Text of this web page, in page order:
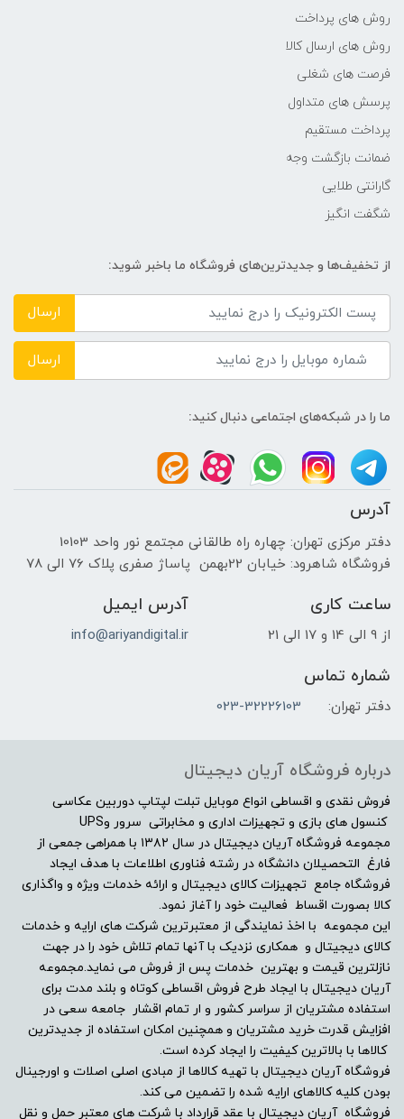
-
کنتراست استاتیک
1000:1
تعداد رنگ قابل نمایش
16.7 میلیون رنگ
0.24795 mm
شدت روشنایی
زمان پاسخ‌گویی (GTG)
ms (grey-to-grey fast) میلی‌ثانیه
زاویه دید (افقی/عمودی)
178 درجه
نرخ بروزرسانی تصویر
نوع مانیتور
گیمینگ , اداری , طراحی و ادیت ,
کاربری عمومی
روش های پرداخت
روش های ارسال کالا
فرصت های شغلی
پرسش های متداول
پرداخت مستقیم
ضمانت بازگشت وجه
گارانتی طلایی
شگفت انگیز
از تخفیف‌ها و جدیدترین‌های فروشگاه ما باخبر شوید:
ارسال
ارسال
ما را در شبکه‌های اجتماعی دنبال کنید:
آدرس
دفتر مرکزی تهران: چهاره راه طالقانی مجتمع نور واحد 10103
فروشگاه شاهرود: خیابان 22بهمن پاساژ صفری پلاک 76 الی 78
ساعت کاری
از 9 الی 14 و 17 الی 21
آدرس ایمیل
info@ariyandigital.ir
شماره تماس
دفتر تهران: 023-32226103
درباره فروشگاه آریان دیجیتال
فروش نقدی و اقساطی انواع موبایل تبلت لپتاپ دوربین عکاسی
کنسول های بازی و تجهیزات اداری و مخابراتی سرور وUPS
مجموعه فروشگاه آریان دیجیتال در سال ۱۳۸۲ با همراهی جمعی از
فارغ التحصیلان دانشگاه در رشته فناوری اطلاعات با هدف ایجاد
فروشگاه جامع تجهیزات کالای دیجیتال و ارائه خدمات ویژه و واگذاری
کالا بصورت اقساط فعالیت خود را آغاز نمود.
این مجموعه با اخذ نمایندگی از معتبرترین شرکت های ارایه و خدمات
کالای دیجیتال و همکاری نزدیک با آنها تمام تلاش خود را در جهت
نازلترین قیمت و بهترین خدمات پس از فروش می نماید.مجموعه
آریان دیجیتال با ایجاد طرح فروش اقساطی کوتاه و بلند مدت برای
استفاده مشتریان از سراسر کشور و ار تمام اقشار جامعه سعی در
افزایش قدرت خرید مشتریان و همچنین امکان استفاده از جدیدترین
کالاها با بالاترین کیفیت را ایجاد کرده است.
فروشگاه آریان دیجیتال با تهیه کالاها از مبادی اصلی اصلات و اورجینال
بودن کلیه کالاهای ارایه شده را تضمین می کند.
فروشگاه آریان دیجیتال با عقد قرارداد با شرکت های معتبر حمل و نقل